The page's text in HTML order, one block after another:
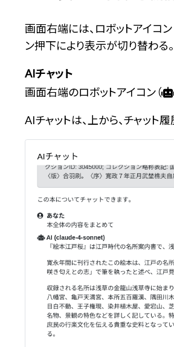
画面右端には、ロボットアイコン
ン押下により表示が切り替わる。
AIチャット
画面右端のロボットアイコン（
AIチャットは、上から、チャット